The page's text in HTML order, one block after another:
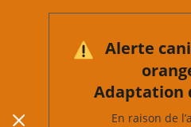
Alerte
Adaptation
En raison de